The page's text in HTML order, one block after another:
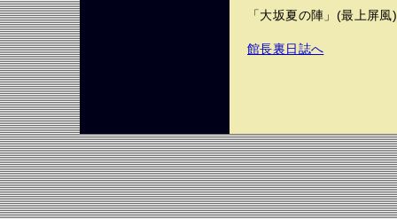
「大坂夏の陣」(最上屏風)
館長裏日誌へ